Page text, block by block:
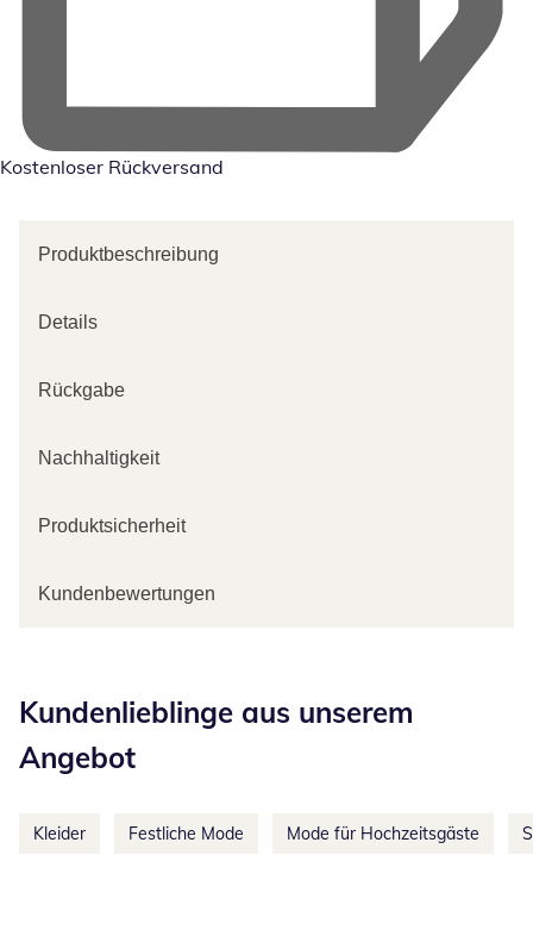
Kostenloser Rückversand
Produktbeschreibung
Details
Rückgabe
Nachhaltigkeit
Produktsicherheit
Kundenbewertungen
Kundenlieblinge aus unserem
Angebot
Kleider Festliche Mode Mode für Hochzeitsgäste